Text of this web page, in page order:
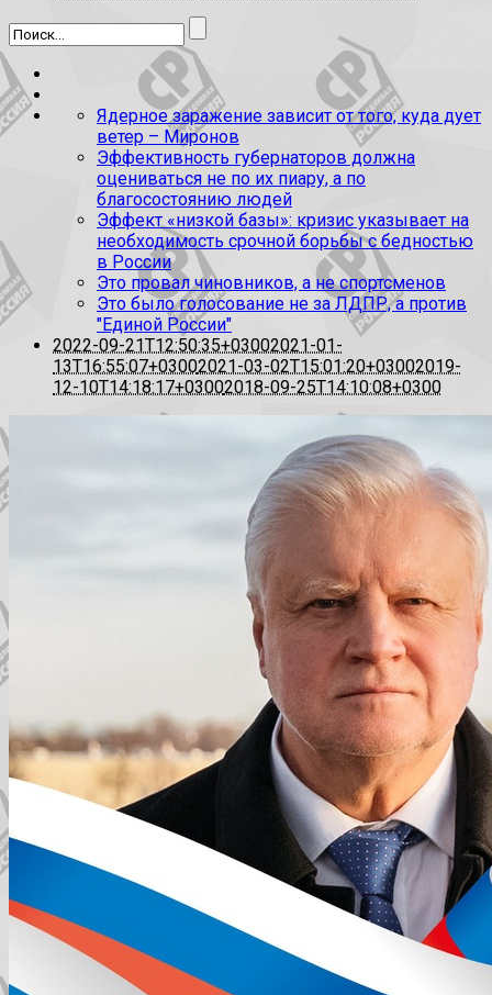
Ядерное заражение зависит от того, куда дует
ветер – Миронов
Эффективность губернаторов должна
оцениваться не по их пиару, а по
благосостоянию людей
Эффект «низкой базы»: кризис указывает на
необходимость срочной борьбы с бедностью
в России
Это провал чиновников, а не спортсменов
Это было голосование не за ЛДПР, а против
"Единой России"
2022-09-21T12:50:35+03002021-01-
13T16:55:07+03002021-03-02T15:01:20+03002019-
12-10T14:18:17+03002018-09-25T14:10:08+0300